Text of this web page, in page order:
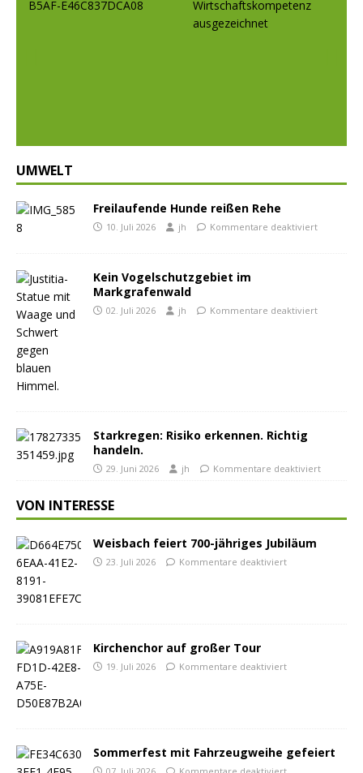
UMWELT
Freilaufende Hunde reißen Rehe
10. Juli 2026 jh Kommentare deaktiviert
Kein Vogelschutzgebiet im
Markgrafenwald
02. Juli 2026 jh Kommentare deaktiviert
Starkregen: Risiko erkennen. Richtig
handeln.
29. Juni 2026 jh Kommentare deaktiviert
VON INTERESSE
Weisbach feiert 700-jähriges Jubiläum
23. Juli 2026 Kommentare deaktiviert
Kirchenchor auf großer Tour
19. Juli 2026 Kommentare deaktiviert
Sommerfest mit Fahrzeugweihe gefeiert